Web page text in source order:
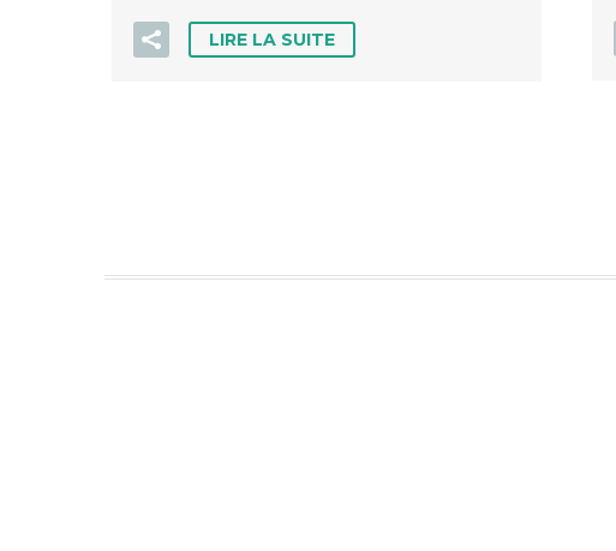
LIRE LA SUITE